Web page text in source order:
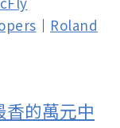
｜ Roland
香的萬元中